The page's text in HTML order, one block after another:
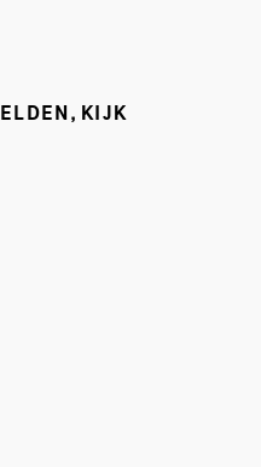
KIJK